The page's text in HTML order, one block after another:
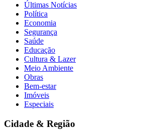
Flamengo
Últimas Notícias
Política
Economia
Segurança
Saúde
Educação
Cultura & Lazer
Meio Ambiente
Obras
Bem-estar
Imóveis
Especiais
Cidade & Região